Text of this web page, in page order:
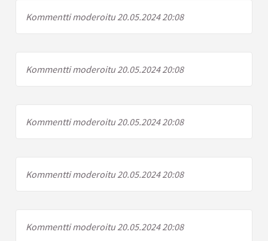
Kommentti moderoitu 20.05.2024 20:08
Kommentti moderoitu 20.05.2024 20:08
Kommentti moderoitu 20.05.2024 20:08
Kommentti moderoitu 20.05.2024 20:08
Kommentti moderoitu 20.05.2024 20:08